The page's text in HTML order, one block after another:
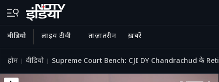
वीडियो लाइव टीवी ताज़ातरीन ख़बरें
होम वीडियो Supreme Court Bench: CJI DY Chandrachud के